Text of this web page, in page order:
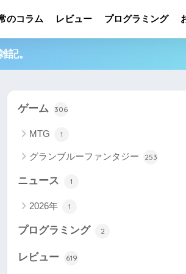
のコラム レビュー プログラミング
記。
ゲーム 306
MTG 1
グランブルーファンタジー 253
ニュース 1
2026年 1
プログラミング 2
レビュー 619